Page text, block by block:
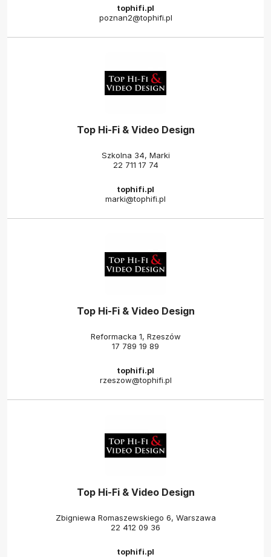
tophifi.pl
poznan2@tophifi.pl
Top Hi-Fi & Video Design
Szkolna 34, Marki
22 711 17 74
tophifi.pl
marki@tophifi.pl
Top Hi-Fi & Video Design
Reformacka 1, Rzeszów
17 789 19 89
tophifi.pl
rzeszow@tophifi.pl
Top Hi-Fi & Video Design
Zbigniewa Romaszewskiego 6, Warszawa
22 412 09 36
tophifi.pl